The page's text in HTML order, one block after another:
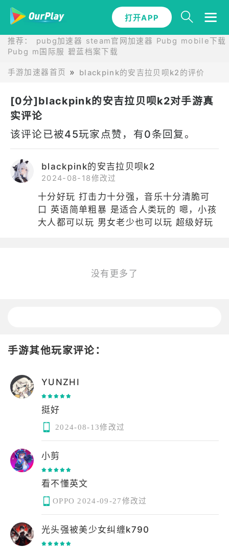
打开APP
推荐： pubg加速器 steam官网加速器 Pubg mobile下载
Pubg m国际服 碧蓝档案下载
手游加速器首页 blackpink的安吉拉贝呗k2的评价
[0分]blackpink的安吉拉贝呗k2对手游真
实评论
该评论已被45玩家点赞，有0条回复。
blackpink的安吉拉贝呗k2
2024-08-18修改过
十分好玩 打击力十分强，音乐十分清脆可
口 英语简单粗暴 是适合人类玩的 嗯，小孩
大人都可以玩 男女老少也可以玩 超级好玩
没有更多了
手游其他玩家评论：
YUNZHI
挺好
2024-08-13修改过
小剪
看不懂英文
OPPO 2024-09-27修改过
光头强被美少女纠缠k790